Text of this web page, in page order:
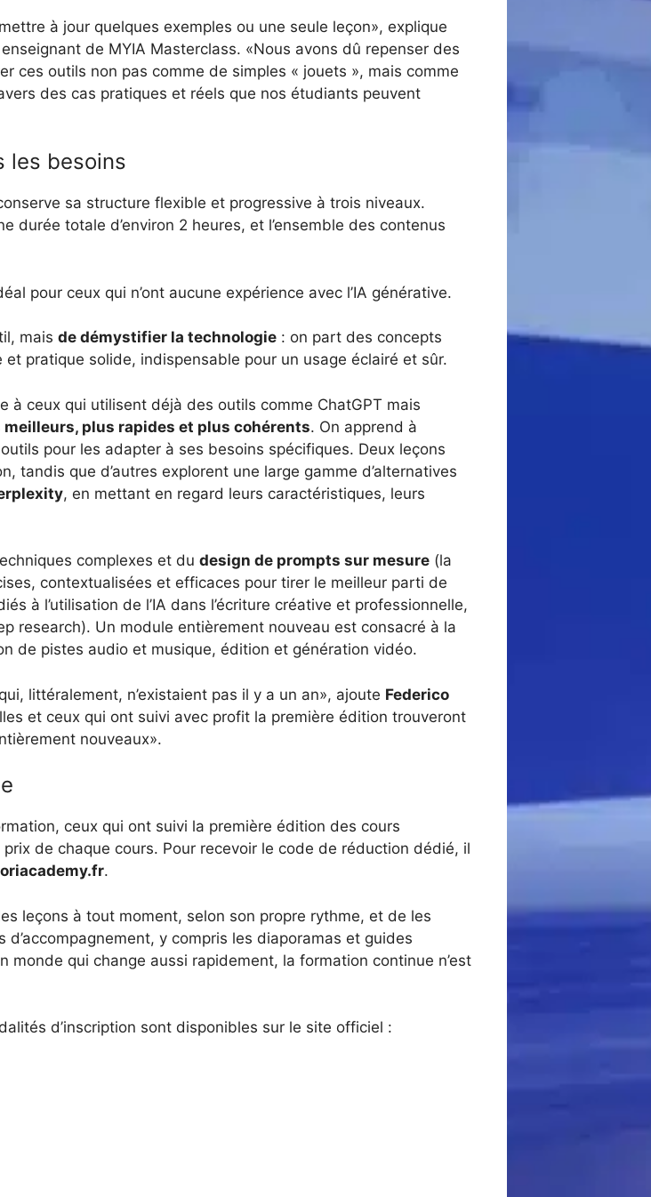
à jour quelques exemples ou une seule leçon», explique
de MYIA Masterclass. «Nous avons dû repenser des
ces outils non pas comme de simples « jouets », mais comme
des cas pratiques et réels que nos étudiants peuvent
les besoins
sa structure flexible et progressive à trois niveaux.
durée totale d’environ 2 heures, et l’ensemble des contenus
pour ceux qui n’ont aucune expérience avec l’IA générative.
mais de démystifier la technologie : on part des concepts
pratique solide, indispensable pour un usage éclairé et sûr.
à ceux qui utilisent déjà des outils comme ChatGPT mais
plus rapides et plus cohérents. On apprend à
pour les adapter à ses besoins spécifiques. Deux leçons
tandis que d’autres explorent une large gamme d’alternatives
, en mettant en regard leurs caractéristiques, leurs
complexes et du design de prompts sur mesure (la
contextualisées et efficaces pour tirer le meilleur parti de
à l’utilisation de l’IA dans l’écriture créative et professionnelle,
research). Un module entièrement nouveau est consacré à la
de pistes audio et musique, édition et génération vidéo.
littéralement, n’existaient pas il y a un an», ajoute Federico
et ceux qui ont suivi avec profit la première édition trouveront
nouveaux».
ceux qui ont suivi la première édition des cours
de chaque cours. Pour recevoir le code de réduction dédié, il
.
leçons à tout moment, selon son propre rythme, et de les
y compris les diaporamas et guides
qui change aussi rapidement, la formation continue n’est
d’inscription sont disponibles sur le site officiel :